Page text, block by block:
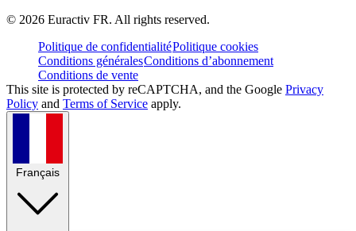
© 2026 Euractiv FR. All rights reserved.
Politique de confidentialitéPolitique cookies
Conditions généralesConditions d’abonnement
Conditions de vente
This site is protected by reCAPTCHA, and the Google Privacy
Policy and Terms of Service apply.
Français